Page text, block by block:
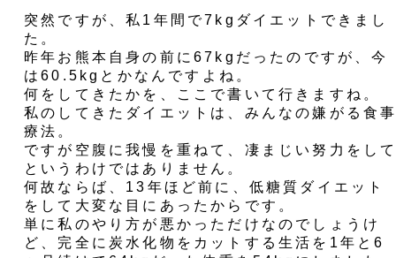
突然ですが、私1年間で7kgダイエットできまし
た。
昨年お熊本自身の前に67kgだったのですが、今
は60.5kgとかなんですよね。
何をしてきたかを、ここで書いて行きますね。
私のしてきたダイエットは、みんなの嫌がる食
療法。
ですが空腹に我慢を重ねて、凄まじい努力をし
というわけではありません。
何故ならば、13年ほど前に、低糖質ダイエット
をして大変な目にあったからです。
単に私のやり方が悪かっただけなのでしょうけ
ど、完全に炭水化物をカットする生活を1年と6